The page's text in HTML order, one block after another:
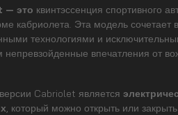
— это квинтэссенция спортивного
кабриолета. Эта модель сочетает
технологиями и
непревзойденные впечатления от
Cabriolet является
, который можно открыть или